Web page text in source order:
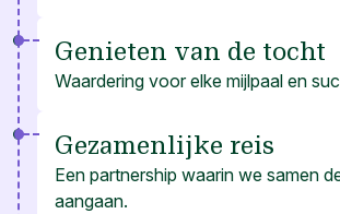
Genieten van de tocht
Waardering voor elke mijlpaal en
Gezamenlijke reis
Een partnership waarin we samen
aangaan.